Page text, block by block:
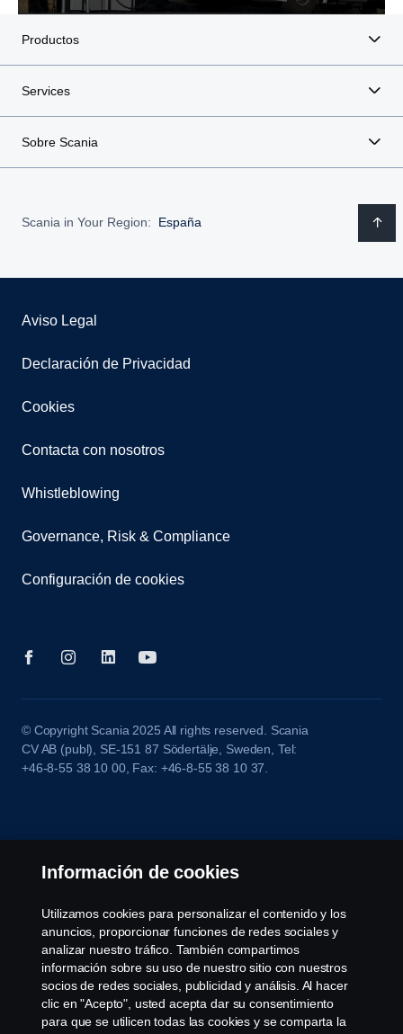
Productos
Services
Sobre Scania
Scania in Your Region: España
Aviso Legal
Declaración de Privacidad
Cookies
Contacta con nosotros
Whistleblowing
Governance, Risk & Compliance
Configuración de cookies
© Copyright Scania 2025 All rights reserved. Scania
CV AB (publ), SE-151 87 Södertälje, Sweden, Tel:
+46-8-55 38 10 00, Fax: +46-8-55 38 10 37.
Información de cookies
Utilizamos cookies para personalizar el contenido y los
anuncios, proporcionar funciones de redes sociales y
analizar nuestro tráfico. También compartimos
información sobre su uso de nuestro sitio con nuestros
socios de redes sociales, publicidad y análisis. Al hacer
clic en "Acepto", usted acepta dar su consentimiento
para que se utilicen todas las cookies y se comparta la